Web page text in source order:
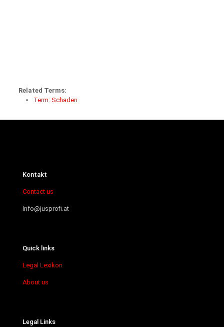
Related Terms:
Term: Schaden
Kontakt
Contact us
info@jusprofi.at
Quick links
Legal Lexikon
About us
Legal Links